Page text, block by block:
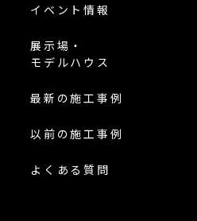
イベント情報
展示場・
モデルハウス
最新の施工事例
以前の施工事例
よくある質問